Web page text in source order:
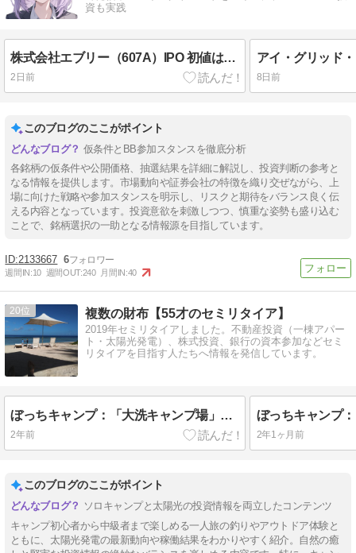
資も実践
株式会社エブリー（607A）IPO 初値は1.3倍の294円に！
2日前 8日前
このブログのここがポイント
仮条件とBB参加スタンスを徹底分析
各銘柄の仮条件や公開価格、抽選結果を詳細に解説し、投資判断の参考と
なる情報を提供します。市場動向や証券会社の特徴を織り交ぜながら、上
場に向けた戦略や参加スタンスを明示し、リスクと期待をバランス良く伝
える内容となっています。投資意欲を刺激しつつ、慎重な姿勢も盛り込む
ことで、銘柄選択の一助となる情報源を目指しています。
2133667 6
週間IN:10 週間OUT:240 月間IN:40
20 複数の財布【55才のセミリタイア】
2019年セミリタイアしました。不動産投資（一棟アパー
ト・太陽光発電）、株式投資、銀行の資本参加などセミ
リタイアを目指す人たちへ情報を発信しています。
ぼっちキャンプ：「大洗キャンプ場」ハンモックに揺られ土星を探して！
2年前 2年1ヶ月前
このブログのここがポイント
ソロキャンプと太陽光の投資情報を両立したコンテンツ
キャンプ初心者から中級者まで楽しめる一人旅の釣りやアウトドア体験と
ともに、太陽光発電の最新動向や稼働結果をわかりやすく紹介。自然の癒